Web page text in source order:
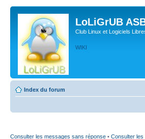
LoLiGrUB
Club Linux et Logiciels
WIKI
Index du forum
Consulter les messages sans réponse • Consulter les